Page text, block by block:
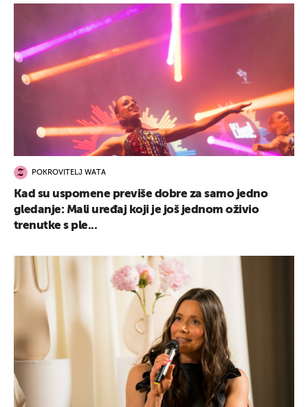
POKROVITELJ WATA
Kad su uspomene previše dobre za samo jedno
gledanje: Mali uređaj koji je još jednom oživio
trenutke s ple...
UKLJUČITE NOTIFIKACIJE